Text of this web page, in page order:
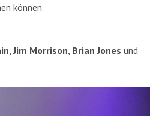
können.
,Jim Morrison Brian Jones und